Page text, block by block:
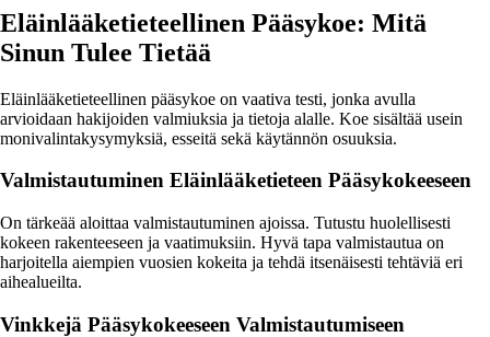
Eläinlääketieteellinen Pääsykoe: Mitä
Sinun Tulee Tietää
Eläinlääketieteellinen pääsykoe on vaativa testi, jonka avulla
arvioidaan hakijoiden valmiuksia ja tietoja alalle. Koe sisältää usein
monivalintakysymyksiä, esseitä sekä käytännön osuuksia.
Valmistautuminen Eläinlääketieteen Pääsykokeeseen
On tärkeää aloittaa valmistautuminen ajoissa. Tutustu huolellisesti
kokeen rakenteeseen ja vaatimuksiin. Hyvä tapa valmistautua on
harjoitella aiempien vuosien kokeita ja tehdä itsenäisesti tehtäviä eri
aihealueilta.
Vinkkejä Pääsykokeeseen Valmistautumiseen